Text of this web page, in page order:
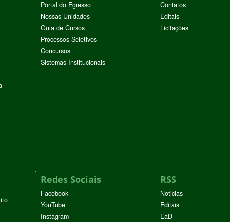
Portal do Egresso
Nossas Unidades
Guia de Cursos
Processos Seletivos
Concursos
Sistemas Institucionais
Contatos
Editais
Licitações
Redes Sociais
Facebook
YouTube
Instagram
RSS
Noticias
Editais
EaD